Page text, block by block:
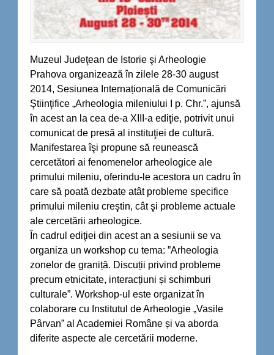
Muzeul Judeţean de Istorie şi Arheologie
Prahova organizează în zilele 28-30 august
2014, Sesiunea Internațională de Comunicări
Ştiinţifice „Arheologia mileniului I p. Chr.”, ajunsă
în acest an la cea de-a XIII-a ediţie, potrivit unui
comunicat de presă al instituţiei de cultură.
Manifestarea îşi propune să reunească
cercetători ai fenomenelor arheologice ale
primului mileniu, oferindu-le acestora un cadru în
care să poată dezbate atât probleme specifice
primului mileniu creştin, cât şi probleme actuale
ale cercetării arheologice.
În cadrul ediţiei din acest an a sesiunii se va
organiza un workshop cu tema: ”Arheologia
zonelor de graniță. Discuții privind probleme
precum etnicitate, interacțiuni și schimburi
culturale”. Workshop-ul este organizat în
colaborare cu Institutul de Arheologie „Vasile
Pârvan” al Academiei Române și va aborda
diferite aspecte ale cercetării moderne.